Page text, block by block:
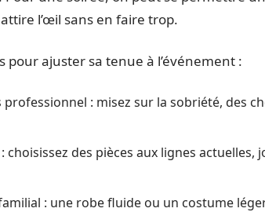
l’œil sans en faire trop.
pour ajuster sa tenue à l’événement :
: misez sur la sobriété, des
choisissez des pièces aux lignes
: une robe fluide ou un costume